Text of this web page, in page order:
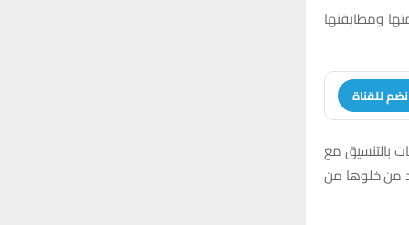
ومطابقتها
للقناة
بالتنسيق مع
من خلوها من